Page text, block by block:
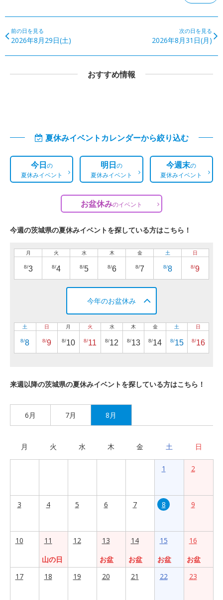
前の日を見る
2026年8月29日(土)
次の日を見る
2026年8月31日(月)
おすすめ情報
夏休みイベントカレンダーから絞り込む
今日の
夏休みイベント
明日の
夏休みイベント
今週末の
夏休みイベント
お盆休みのイベント
今週の茨城県の夏休みイベントを探している方はこちら！
月
8/3
火
8/4
水
8/5
木
8/6
金
8/7
土
8/8
日
8/9
今年のお盆休み
土
8/8
日
8/9
月
8/10
火
8/11
水
8/12
木
8/13
金
8/14
土
8/15
日
8/16
来週以降の茨城県の夏休みイベントを探している方はこちら！
6月 7月 8月
月 火 水 木 金 土 日
1 2
3 4 5 6 7 8 9
10
11
山の日
12
13
お盆
14
お盆
15
お盆
16
お盆
17
18 19 20 21 22 23